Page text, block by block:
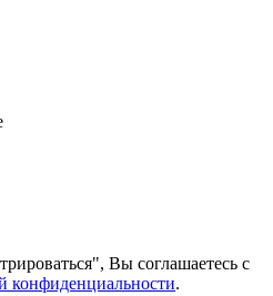
Вы соглашаетесь с
конфиденциальности.